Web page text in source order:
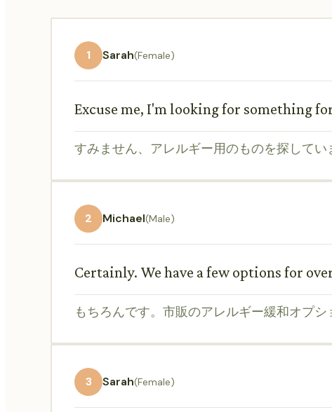
1 Sarah(Female)
Excuse me, I'm looking for something
すみません、アレルギー用のものを探してい
2 Michael(Male)
Certainly. We have a few options for
もちろんです。市販のアレルギー緩和オプ
3 Sarah(Female)